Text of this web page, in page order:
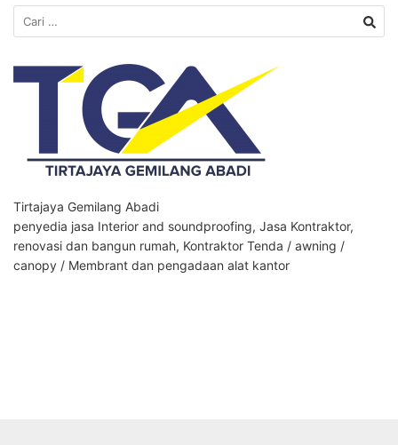
Cari
untuk:
Tirtajaya Gemilang Abadi
penyedia jasa Interior and soundproofing, Jasa Kontraktor,
renovasi dan bangun rumah, Kontraktor Tenda / awning /
canopy / Membrant dan pengadaan alat kantor